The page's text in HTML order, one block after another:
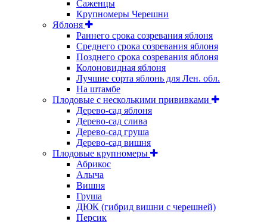
Саженцы
Крупномеры Черешни
Яблоня
Раннего срока созревания яблоня
Среднего срока созревания яблоня
Позднего срока созревания яблоня
Колоновидная яблоня
Лучшие сорта яблонь для Лен. обл.
На штамбе
Плодовые с несколькими прививками
Дерево-сад яблоня
Дерево-сад слива
Дерево-сад груша
Дерево-сад вишня
Плодовые крупномеры
Абрикос
Алыча
Вишня
Груша
ДЮК (гибрид вишни с черешней)
Персик